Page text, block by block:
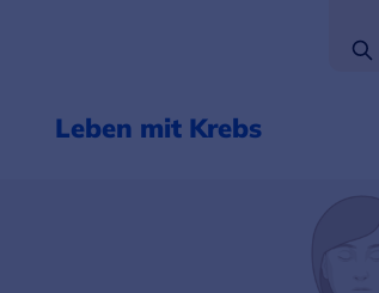
Leben mit Krebs